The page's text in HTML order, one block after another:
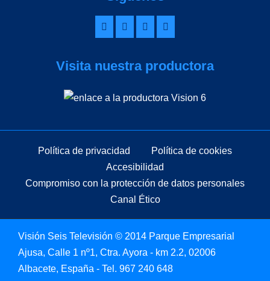
Visita nuestra productora
Política de privacidad
Política de cookies
Accesibilidad
Compromiso con la protección de datos personales
Canal Ético
Visión Seis Televisión © 2014 Parque Empresarial
Ajusa, Calle 1 nº1, Ctra. Ayora - km 2.2, 02006
Albacete, España - Tel. 967 240 648